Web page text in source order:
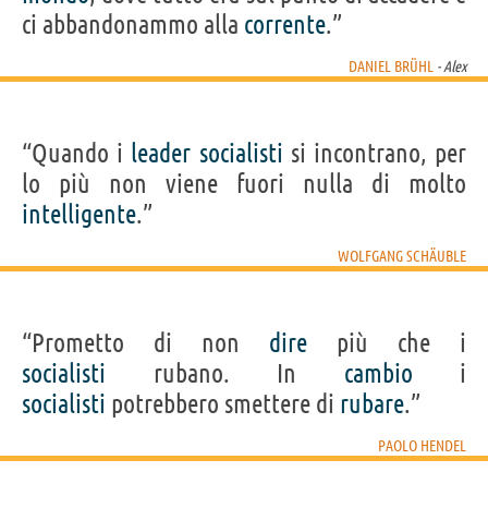
ci abbandonammo alla corrente.”
DANIEL BRÜHL - Alex
“Quando i leader socialisti si incontrano, per
lo più non viene fuori nulla di molto
intelligente.”
WOLFGANG SCHÄUBLE
“Prometto di non dire più che i
socialisti rubano. In cambio i
socialisti potrebbero smettere di rubare.”
PAOLO HENDEL